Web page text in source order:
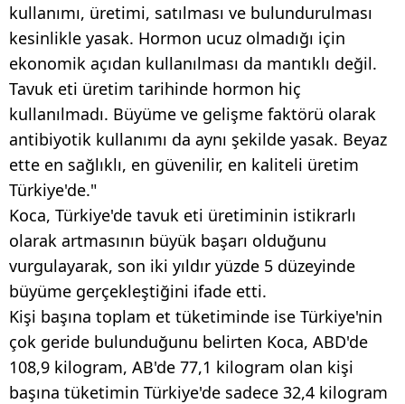
kullanımı, üretimi, satılması ve bulundurulması
kesinlikle yasak. Hormon ucuz olmadığı için
ekonomik açıdan kullanılması da mantıklı değil.
Tavuk eti üretim tarihinde hormon hiç
kullanılmadı. Büyüme ve gelişme faktörü olarak
antibiyotik kullanımı da aynı şekilde yasak. Beyaz
ette en sağlıklı, en güvenilir, en kaliteli üretim
Türkiye'de."
Koca, Türkiye'de tavuk eti üretiminin istikrarlı
olarak artmasının büyük başarı olduğunu
vurgulayarak, son iki yıldır yüzde 5 düzeyinde
büyüme gerçekleştiğini ifade etti.
Kişi başına toplam et tüketiminde ise Türkiye'nin
çok geride bulunduğunu belirten Koca, ABD'de
108,9 kilogram, AB'de 77,1 kilogram olan kişi
başına tüketimin Türkiye'de sadece 32,4 kilogram